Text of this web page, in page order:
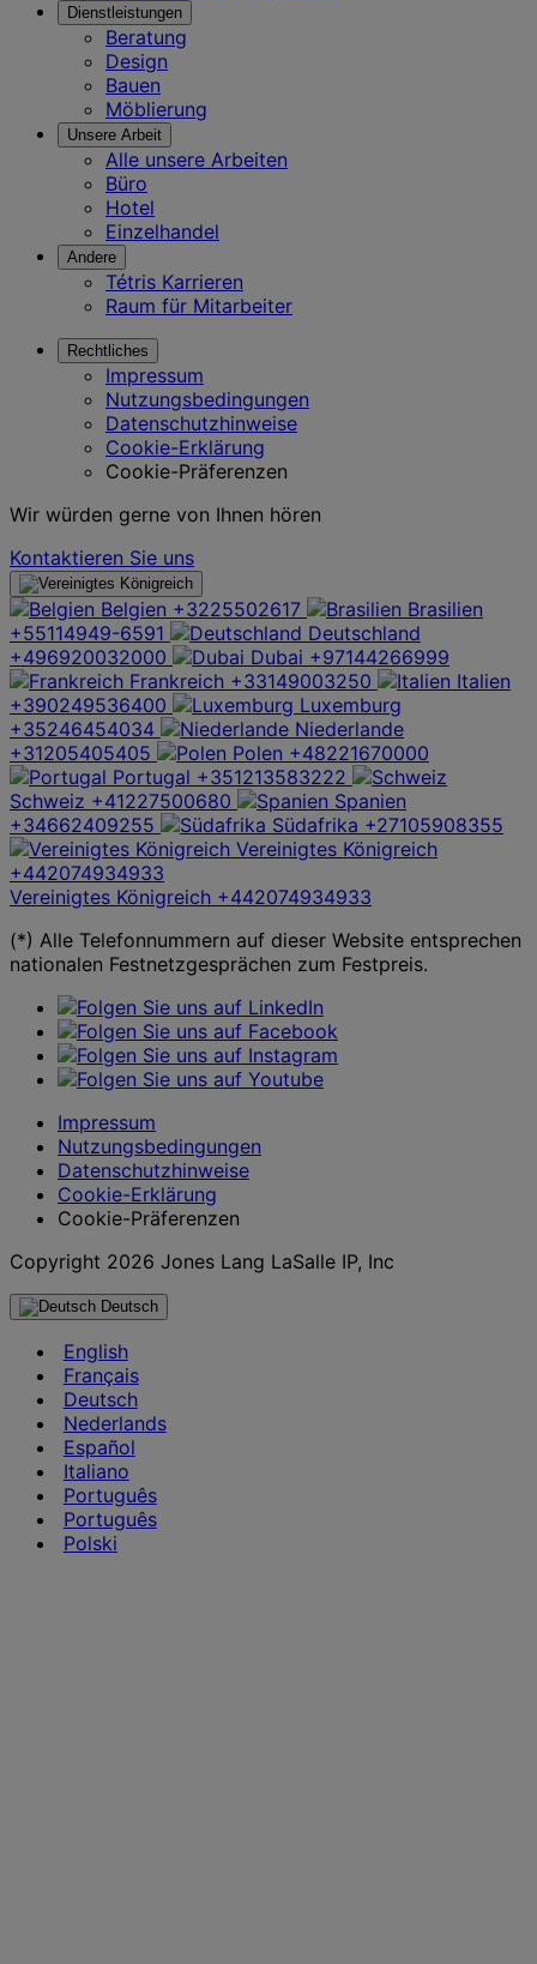
Dienstleistungen
Beratung
Design
Bauen
Möblierung
Unsere Arbeit
Alle unsere Arbeiten
Büro
Hotel
Einzelhandel
Andere
Tétris Karrieren
Raum für Mitarbeiter
Rechtliches
Impressum
Nutzungsbedingungen
Datenschutzhinweise
Cookie-Erklärung
Cookie-Präferenzen
Wir würden gerne von Ihnen hören
Kontaktieren Sie uns
Belgien +3225502617
Brasilien
+55114949-6591
Deutschland
+496920032000
Dubai +97144266999
Frankreich +33149003250
Italien
+390249536400
Luxemburg
+35246454034
Niederlande
+31205405405
Polen +48221670000
Portugal +351213583222
Schweiz +41227500680
Spanien
+34662409255
Südafrika +27105908355
Vereinigtes Königreich
+442074934933
Vereinigtes Königreich +442074934933
(*) Alle Telefonnummern auf dieser Website entsprechen
nationalen Festnetzgesprächen zum Festpreis.
Impressum
Nutzungsbedingungen
Datenschutzhinweise
Cookie-Erklärung
Cookie-Präferenzen
Copyright 2026 Jones Lang LaSalle IP, Inc
Deutsch
English
Français
Deutsch
Nederlands
Español
Italiano
Português
Português
Polski